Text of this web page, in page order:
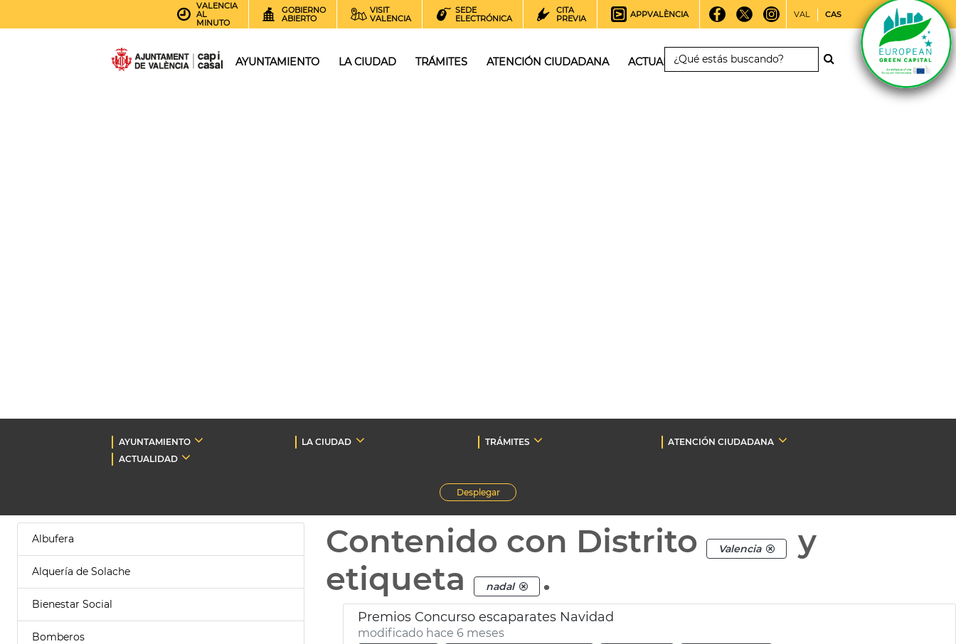
VALENCIA
AL
MINUTO
GOBIERNO
ABIERTO
VISIT
VALENCIA
SEDE
ELECTRÓNICA
CITA
PREVIA
APPVALÈNCIA VAL CAS
AYUNTAMIENTO LA CIUDAD TRÁMITES ATENCIÓN CIUDADANA ACTUALIDAD
AYUNTAMIENTO LA CIUDAD TRÁMITES
ATENCIÓN CIUDADANA
ACTUALIDAD
Desplegar
Albufera
Alquería de Solache
Bienestar Social
Bomberos
Contenido con Distrito Valencia
y
etiqueta
nadal .
Premios Concurso escaparates Navidad
modificado hace 6 meses